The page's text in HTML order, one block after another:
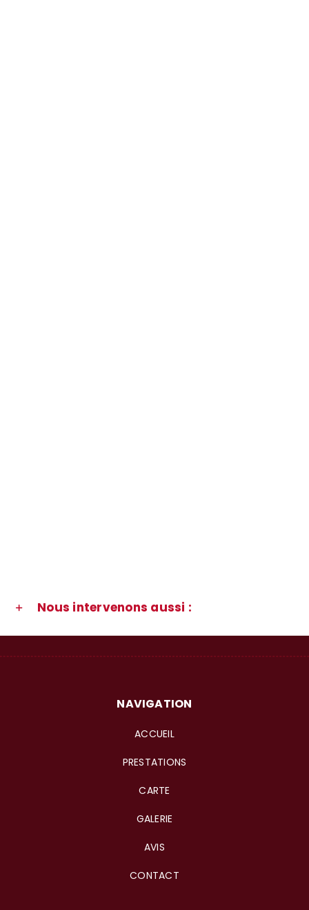
Nous intervenons aussi :
NAVIGATION
ACCUEIL
PRESTATIONS
CARTE
GALERIE
AVIS
CONTACT